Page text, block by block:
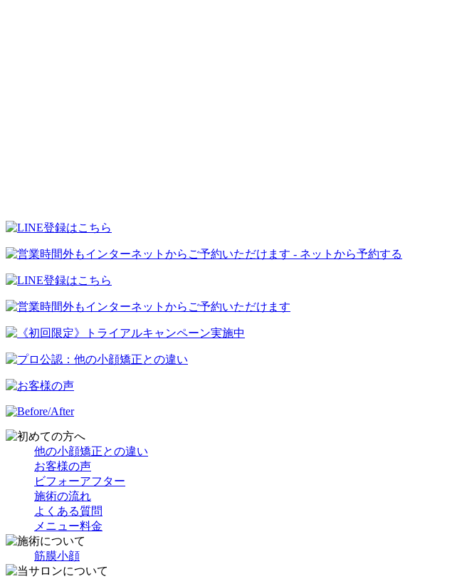
他の小顔矯正との違い
お客様の声
ビフォーアフター
施術の流れ
よくある質問
メニュー料金
筋膜小顔